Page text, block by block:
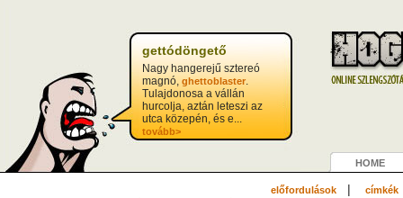
gettódöngető
Nagy hangerejű sztereó
magnó, ghettoblaster.
Tulajdonosa a vállán
hurcolja, aztán leteszi az
utca közepén, és e...
tovább>
HOME
előfordulások| címkék